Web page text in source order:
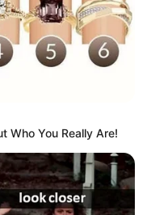
Who You Really Are!